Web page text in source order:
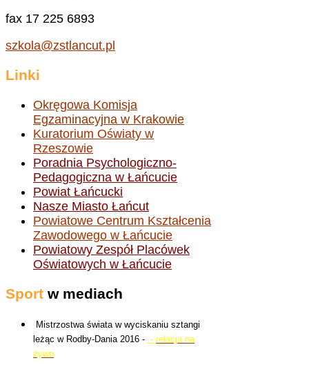
fax 17 225 6893
szkola@zstlancut.pl
Linki
Okręgowa Komisja
Egzaminacyjna w Krakowie
Kuratorium Oświaty w
Rzeszowie
Poradnia Psychologiczno-
Pedagogiczna w Łańcucie
Powiat Łańcucki
Nasze Miasto Łańcut
Powiatowe Centrum Kształcenia
Zawodowego w Łańcucie
Powiatowy Zespół Placówek
Oświatowych w Łańcucie
Sport w mediach
Mistrzostwa świata w wyciskaniu sztangi
leżąc w Rodby-Dania 2016 - - relacja na
żywo